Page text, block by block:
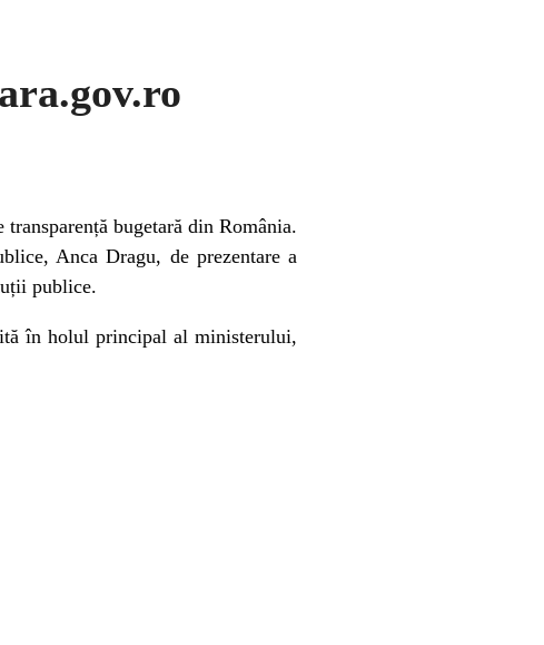
bugetară din România.
Anca Dragu, de prezentare a
publice.
în holul principal al ministerului,